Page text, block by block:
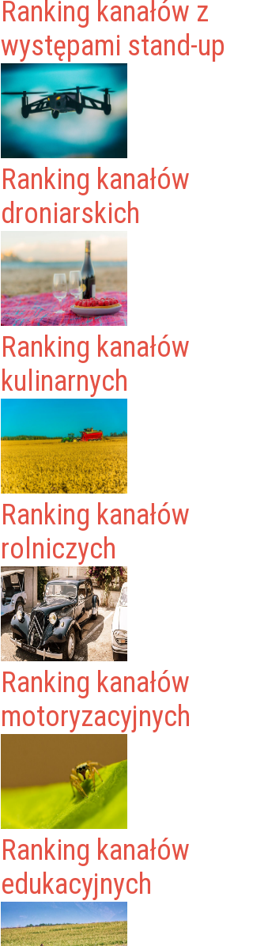
Ranking kanałów z
występami stand-up
Ranking kanałów
droniarskich
Ranking kanałów
kulinarnych
Ranking kanałów
rolniczych
Ranking kanałów
motoryzacyjnych
Ranking kanałów
edukacyjnych